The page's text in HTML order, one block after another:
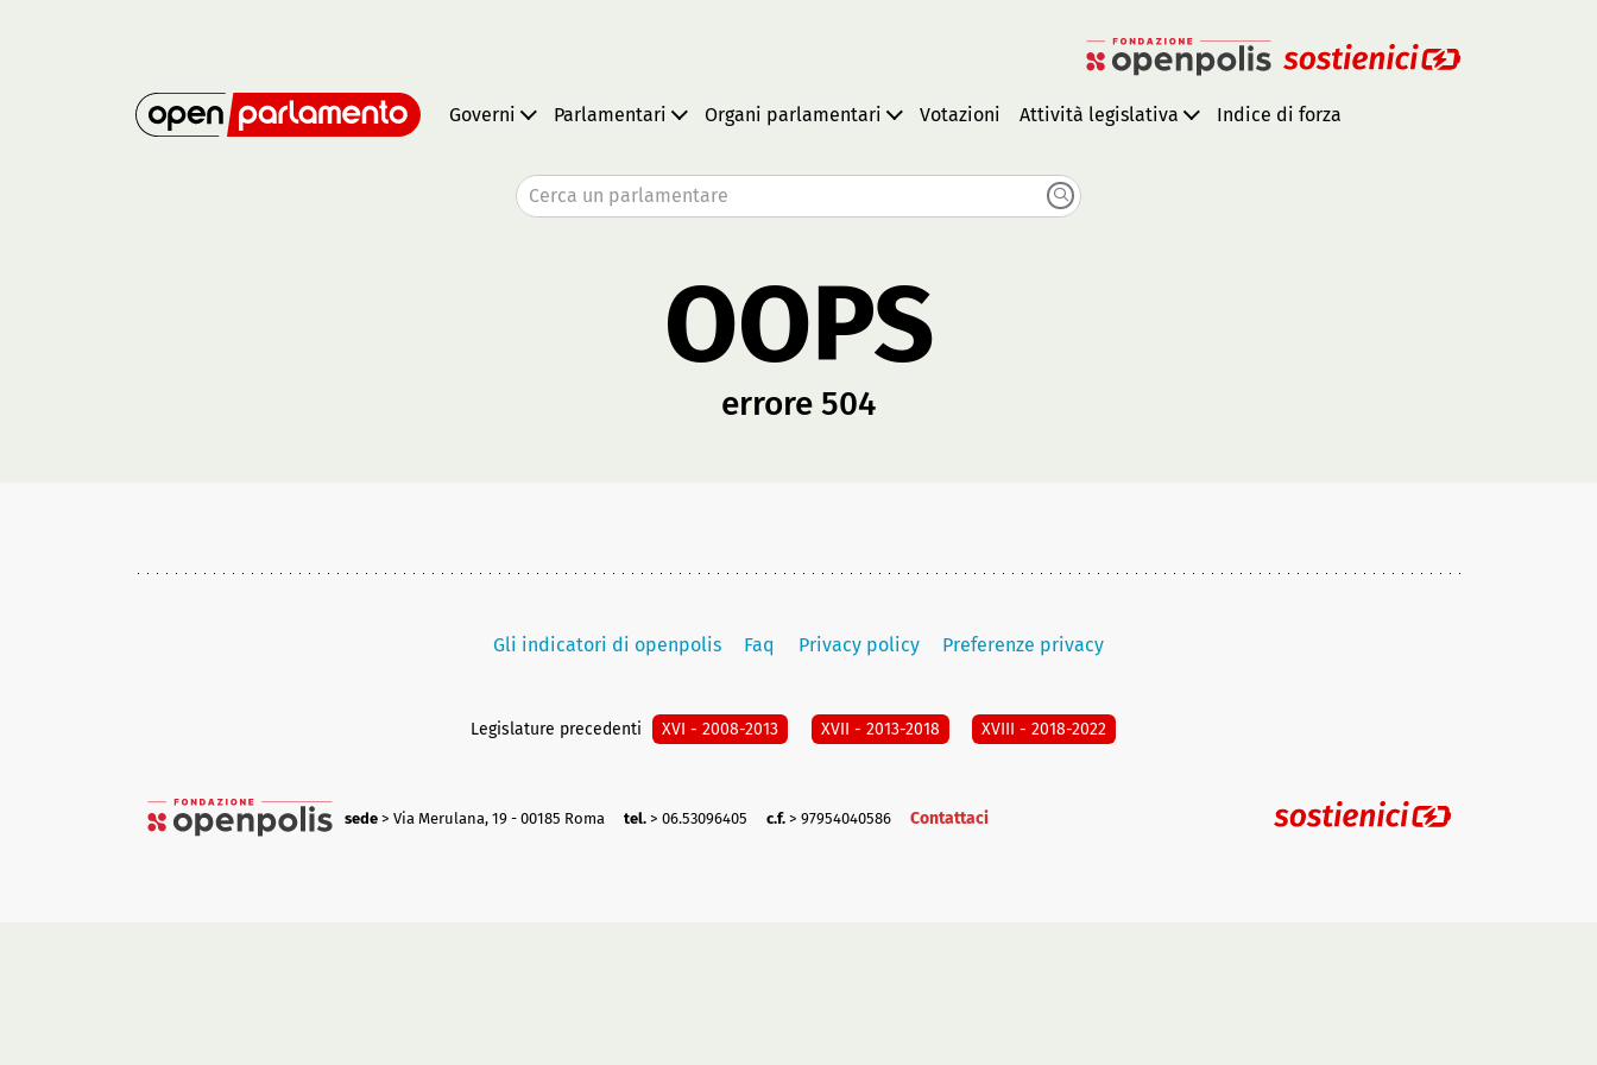
Governi Parlamentari Organi parlamentari Votazioni Attività legislativa Indice di forza
Cerca un parlamentare
OOPS
errore 504
Gli indicatori di openpolis Faq Privacy policy Preferenze privacy
Legislature precedenti XVI - 2008-2013 XVII - 2013-2018 XVIII - 2018-2022
sede > Via Merulana, 19 - 00185 Roma tel. > 06.53096405 c.f. > 97954040586 Contattaci